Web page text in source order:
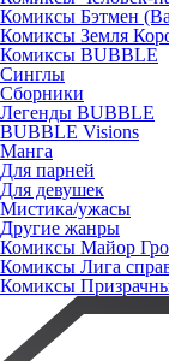
Комиксы Бэтмен
Комиксы Земля
Комиксы BUBBLE
Синглы
Сборники
Легенды BUBBLE
BUBBLE Visions
Манга
Для парней
Для девушек
Мистика/ужасы
Другие жанры
Комиксы Майор
Комиксы Лига
Комиксы